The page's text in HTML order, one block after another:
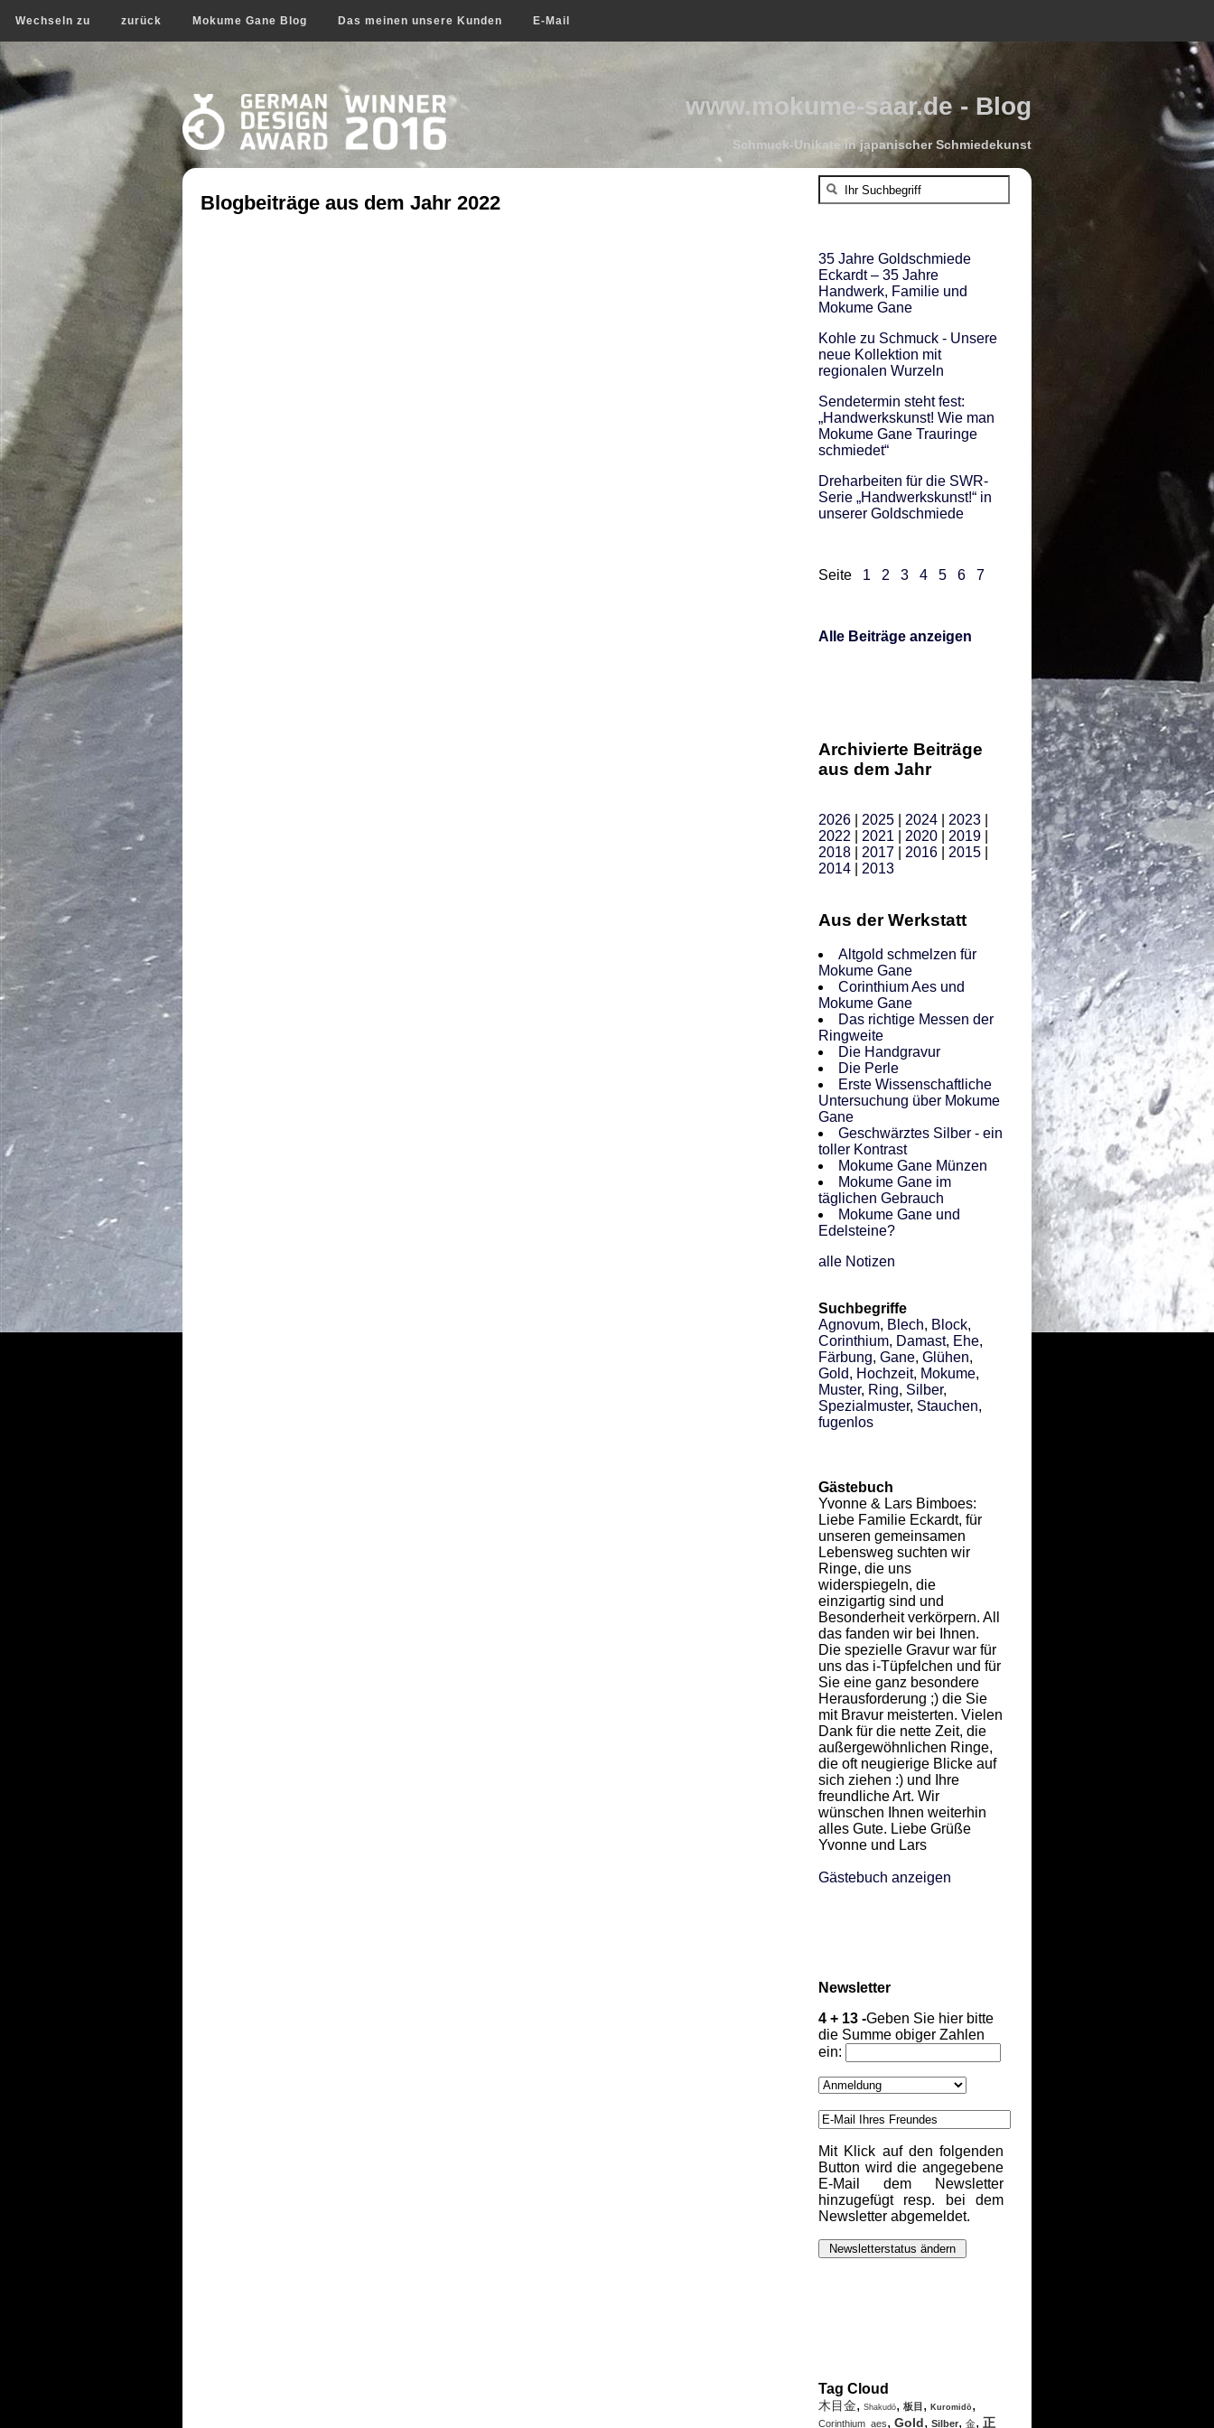
Wechseln zu zurück Mokume Gane Blog Das meinen unsere Kunden E-Mail
www.mokume-saar.de - Blog
Schmuck-Unikate in japanischer Schmiedekunst
Blogbeiträge aus dem Jahr 2022
35 Jahre Goldschmiede
Eckardt – 35 Jahre
Handwerk, Familie und
Mokume Gane
Kohle zu Schmuck - Unsere
neue Kollektion mit
regionalen Wurzeln
Sendetermin steht fest:
„Handwerkskunst! Wie man
Mokume Gane Trauringe
schmiedet“
Dreharbeiten für die SWR-
Serie „Handwerkskunst!“ in
unserer Goldschmiede
Seite 1 2 3 4 5 6 7
Alle Beiträge anzeigen
Archivierte Beiträge
aus dem Jahr
2026 2025 2024 2023
2022
2021 2020 2019
2018
2017 2016 2015
2014
2013
Aus der Werkstatt
Altgold schmelzen für
Mokume Gane
Corinthium Aes und
Mokume Gane
Das richtige Messen der
Ringweite
Die Handgravur
Die Perle
Erste Wissenschaftliche
Untersuchung über Mokume
Gane
Geschwärztes Silber - ein
toller Kontrast
Mokume Gane Münzen
Mokume Gane im
täglichen Gebrauch
Mokume Gane und
Edelsteine?
alle Notizen
Suchbegriffe
Agnovum, Blech, Block,
Corinthium, Damast, Ehe,
Färbung, Gane, Glühen,
Gold, Hochzeit, Mokume,
Muster, Ring, Silber,
Spezialmuster, Stauchen,
fugenlos
Gästebuch
Yvonne & Lars Bimboes:
Liebe Familie Eckardt, für
unseren gemeinsamen
Lebensweg suchten wir
Ringe, die uns
widerspiegeln, die
einzigartig sind und
Besonderheit verkörpern. All
das fanden wir bei Ihnen.
Die spezielle Gravur war für
uns das i-Tüpfelchen und für
Sie eine ganz besondere
Herausforderung ;) die Sie
mit Bravur meisterten. Vielen
Dank für die nette Zeit, die
außergewöhnlichen Ringe,
die oft neugierige Blicke auf
sich ziehen :) und Ihre
freundliche Art. Wir
wünschen Ihnen weiterhin
alles Gute. Liebe Grüße
Yvonne und Lars
Gästebuch anzeigen
Newsletter
4 + 13 -Geben Sie hier bitte
die Summe obiger Zahlen
ein:
Mit Klick auf den folgenden
Button wird die angegebene
E-Mail dem Newsletter
hinzugefügt resp. bei dem
Newsletter abgemeldet.
Tag Cloud
木目金, Shakudō, 板目 , Kuromidō ,
Corinthium_aes, Gold, Silber, 金, 正